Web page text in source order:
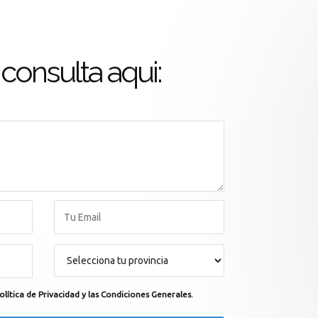
aqui:
de Privacidad y las Condiciones Generales.